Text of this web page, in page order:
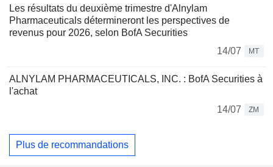
Les résultats du deuxième trimestre d'Alnylam
Pharmaceuticals détermineront les perspectives de
revenus pour 2026, selon BofA Securities
14/07
MT
ALNYLAM PHARMACEUTICALS, INC. : BofA Securities à
l'achat
14/07
ZM
Plus de recommandations